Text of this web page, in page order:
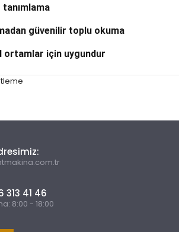
tanımlama
güvenilir toplu okuma
ortamlar için uygundur
313 41 46
8:00 - 18:00